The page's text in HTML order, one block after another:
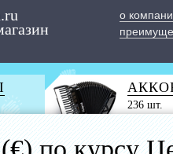
о
236 шт.